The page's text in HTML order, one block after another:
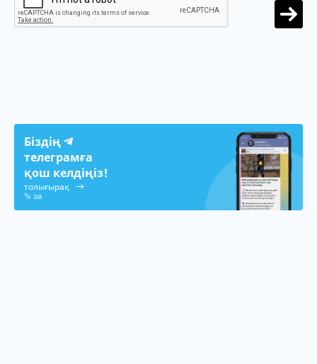
Біздің
телеграмға
қош келдіңіз!
толығырақ
308